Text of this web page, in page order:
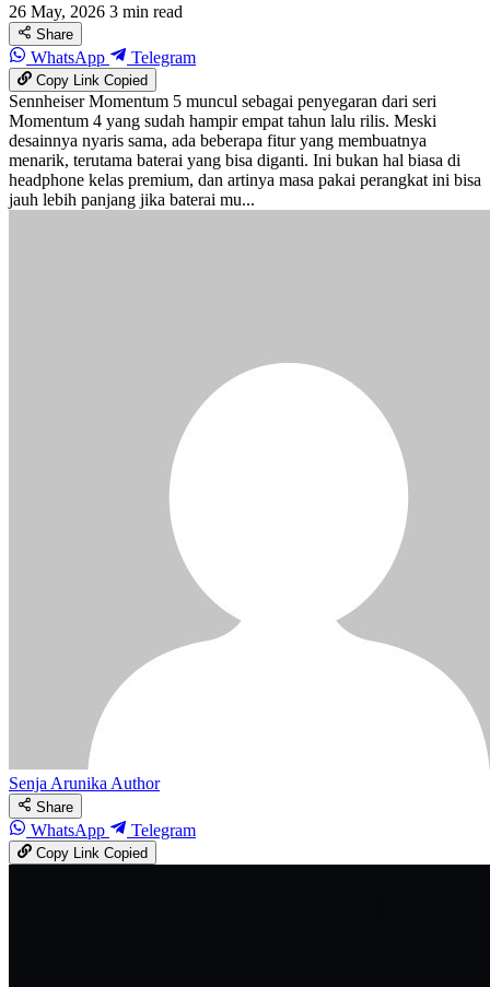
26 May, 2026 3 min read
Share
WhatsApp Telegram
Copy LinkCopied
Sennheiser Momentum 5 muncul sebagai penyegaran dari seri
Momentum 4 yang sudah hampir empat tahun lalu rilis. Meski
desainnya nyaris sama, ada beberapa fitur yang membuatnya
menarik, terutama baterai yang bisa diganti. Ini bukan hal biasa di
headphone kelas premium, dan artinya masa pakai perangkat ini bisa
jauh lebih panjang jika baterai mu...
Senja ArunikaAuthor
Share
WhatsApp Telegram
Copy LinkCopied